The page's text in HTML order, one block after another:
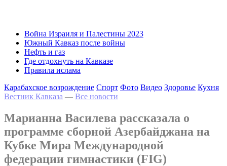
Война Израиля и Палестины 2023
Южный Кавказ после войны
Нефть и газ
Где отдохнуть на Кавказе
Правила ислама
Карабахское возрождение Спорт Фото Видео Здоровье Кухня
Вестник Кавказа — Все новости
Марианна Василева рассказала о
программе сборной Азербайджана на
Кубке Мира Международной
федерации гимнастики (FIG)